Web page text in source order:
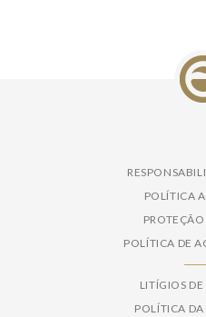
POLÍTICA
POLÍTICA DE
LITÍGIOS
POLÍTICA